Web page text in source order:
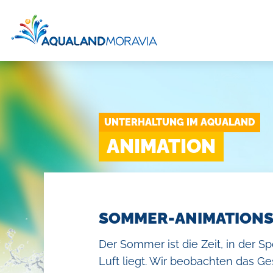
Chill-out-zone
UNTERHALTUNG IM AQUALAND
ANIMATION
SOMMER-
Der Sommer ist die Zeit, in der
Luft liegt. Wir beobachten das